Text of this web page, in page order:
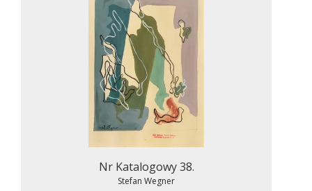
Nr Katalogowy 38.
Stefan Wegner